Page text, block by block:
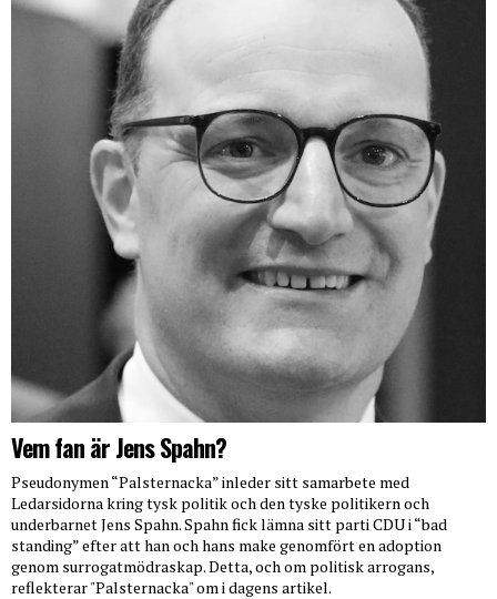
Vem fan är Jens Spahn?
Pseudonymen “Palsternacka” inleder sitt samarbete med
Ledarsidorna kring tysk politik och den tyske politikern och
underbarnet Jens Spahn. Spahn fick lämna sitt parti CDU i “bad
standing” efter att han och hans make genomfört en adoption
genom surrogatmödraskap. Detta, och om politisk arrogans,
reflekterar "Palsternacka" om i dagens artikel.